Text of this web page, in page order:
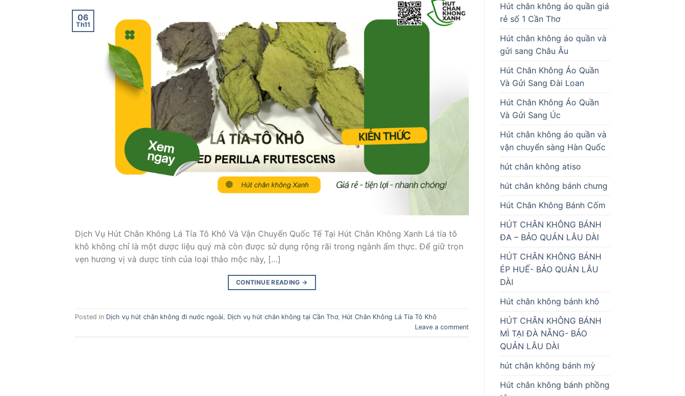
06
Th11
Dịch Vụ Hút Chân Không Lá Tía Tô Khô Và Vận Chuyển Quốc Tế Tại Hút Chân Không Xanh Lá tía tô
khô không chỉ là một dược liệu quý mà còn được sử dụng rộng rãi trong ngành ẩm thực. Để giữ trọn
vẹn hương vị và dược tính của loại thảo mộc này, […]
CONTINUE READING →
Posted in Dịch vụ hút chân không đi nước ngoài, Dịch vụ hút chân không tại Cần Thơ, Hút Chân Không Lá Tía Tô Khô
Leave a comment
Hút chân không áo quần giá
rẻ số 1 Cần Thơ
Hút chân không áo quần và
gửi sang Châu Âu
Hút Chân Không Áo Quần
Và Gửi Sang Đài Loan
Hút Chân Không Áo Quần
Và Gửi Sang Úc
Hút chân không áo quần và
vận chuyển sàng Hàn Quốc
hút chân không atiso
hút chân không bánh chưng
Hút Chân Không Bánh Cốm
HÚT CHÂN KHÔNG BÁNH
ĐA – BẢO QUẢN LÂU DÀI
HÚT CHÂN KHÔNG BÁNH
ÉP HUẾ- BẢO QUẢN LÂU
DÀI
Hút chân không bánh khô
HÚT CHÂN KHÔNG BÁNH
MÌ TẠI ĐÀ NẴNG- BẢO
QUẢN LÂU DÀI
hút chân không bánh mỳ
Hút chân không bánh phồng